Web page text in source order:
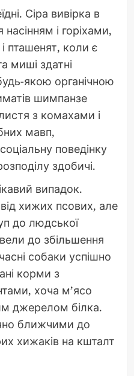
Сіра вивірка в
і горіхами,
пташенят, коли є
миші здатні
якою органічною
шимпанзе
з комахами і
мавп,
поведінку
здобичі.
випадок.
хижих псових, але
до людської
до збільшення
собаки успішно
корми з
хоча м’ясо
джерелом білка.
ближчими до
хижаків на кшталт